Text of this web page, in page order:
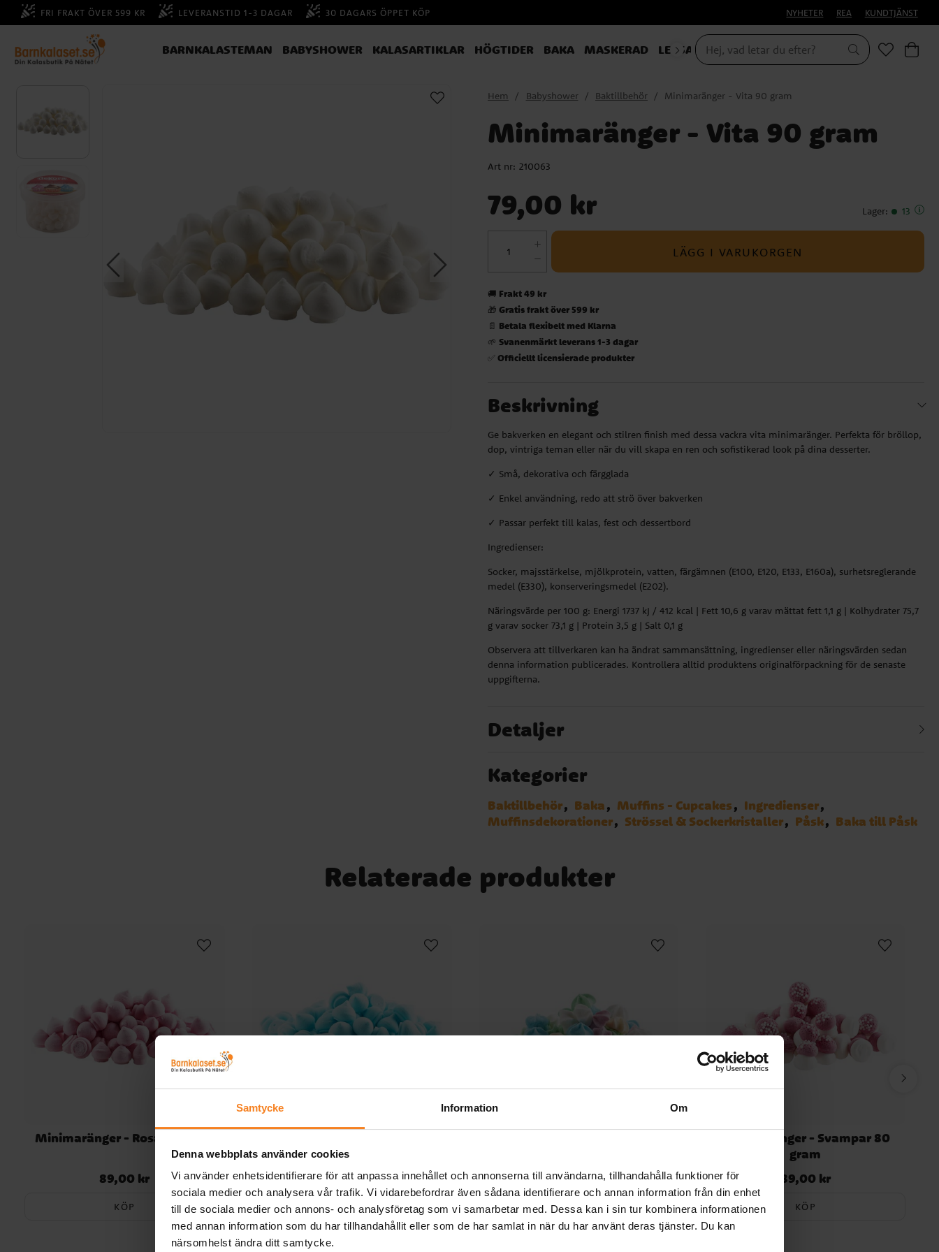
Samtycke Information Om
Denna webbplats använder cookies
Vi använder enhetsidentifierare för att anpassa innehållet och annonserna till användarna, tillhandahålla funktioner för
sociala medier och analysera vår trafik. Vi vidarebefordrar även sådana identifierare och annan information från din enhet
till de sociala medier och annons- och analysföretag som vi samarbetar med. Dessa kan i sin tur kombinera informationen
med annan information som du har tillhandahållit eller som de har samlat in när du har använt deras tjänster. Du kan
närsomhelst ändra ditt samtycke.
FRI FRAKT ÖVER 599 KR LEVERANSTID 1-3 DAGAR 30 DAGARS ÖPPET KÖP NYHETER REA KUNDTJÄNST
BARNKALASTEMAN BABYSHOWER KALASARTIKLAR HÖGTIDER BAKA MASKERAD LEKSAKER & PRESENTER
Hem Babyshower Baktillbehör Minimaränger - Vita 90 gram
Minimaränger - Vita 90 gram
Art nr: 210063
79,00 kr Lager: 13
LÄGG I VARUKORGEN
🚚 Frakt 49 kr
🎁Gratis frakt över 599 kr
📄 Betala flexibelt med Klarna
🌱Svanenmärkt leverans 1-3 dagar
✅Officiellt licensierade produkter
Beskrivning
Ge bakverken en elegant och stilren finish med dessa vackra vita minimaränger. Perfekta för bröllop,
dop, vintriga teman eller när du vill skapa en ren och sofistikerad look på dina desserter.
✓ Små, dekorativa och färgglada
✓ Enkel användning, redo att strö över bakverken
✓ Passar perfekt till kalas, fest och dessertbord
Ingredienser:
Socker, majsstärkelse, mjölkprotein, vatten, färgämnen (E100, E120, E133, E160a), surhetsreglerande
medel (E330), konserveringsmedel (E202).
Näringsvärde per 100 g: Energi 1737 kJ / 412 kcal | Fett 10,6 g varav mättat fett 1,1 g | Kolhydrater 75,7
g varav socker 73,1 g | Protein 3,5 g | Salt 0,1 g
Observera att tillverkaren kan ha ändrat sammansättning, ingredienser eller näringsvärden sedan
denna information publicerades. Kontrollera alltid produktens originalförpackning för de senaste
uppgifterna.
Detaljer
Kategorier
Baktillbehör Baka Muffins - Cupcakes
Ingredienser
Muffinsdekorationer
Strössel & Sockerkristaller Påsk Baka till Påsk
Relaterade produkter
Minimaränger - Rosa 90 gram
Pris:89,00 kr
89,00 kr
KÖP
Pris :89,00 kr
89,00 kr
KÖP
Pris:79,00 kr
79,00 kr
KÖP
Minimaränger - Svampar 80
gram
Pris:89,00 kr
89,00 kr
KÖP